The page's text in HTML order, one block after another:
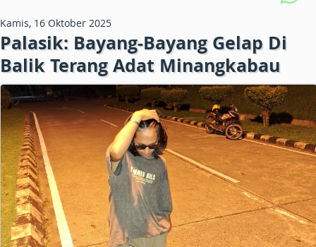
Kamis, 16 Oktober 2025
Palasik: Bayang-Bayang Gelap Di
Balik Terang Adat Minangkabau